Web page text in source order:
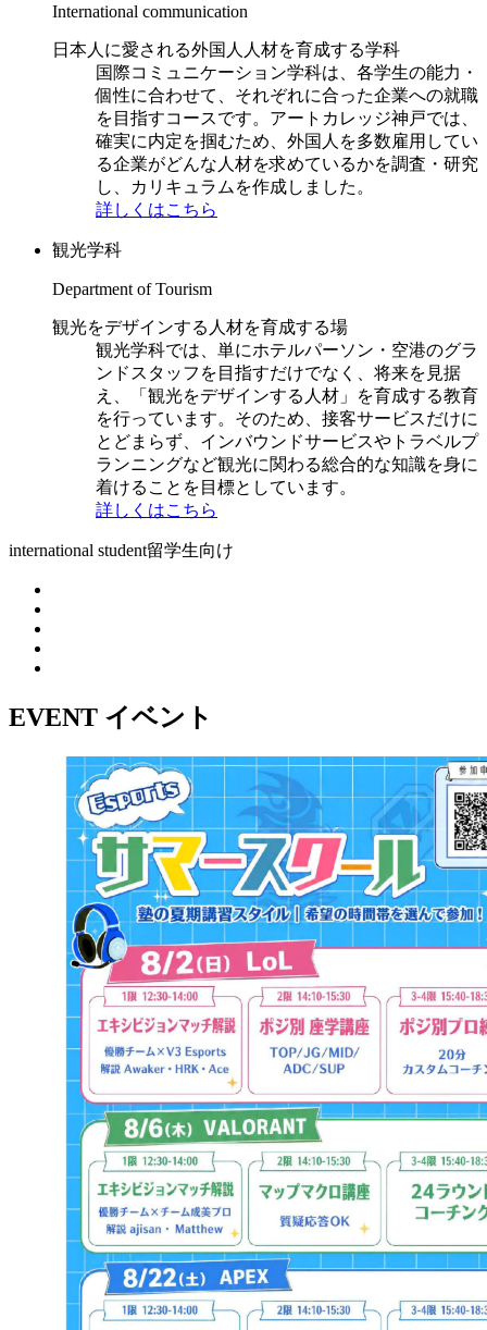
International communication
日本人に愛される外国人人材を育成する学科
国際コミュニケーション学科は、各学生の能力・
個性に合わせて、それぞれに合った企業への就職
を目指すコースです。アートカレッジ神戸では、
確実に内定を掴むため、外国人を多数雇用してい
る企業がどんな人材を求めているかを調査・研究
し、カリキュラムを作成しました。
詳しくはこちら
観光学科
Department of Tourism
観光をデザインする人材を育成する場
観光学科では、単にホテルパーソン・空港のグラ
ンドスタッフを目指すだけでなく、将来を見据
え、「観光をデザインする人材」を育成する教育
を行っています。そのため、接客サービスだけに
とどまらず、インバウンドサービスやトラベルプ
ランニングなど観光に関わる総合的な知識を身に
着けることを目標としています。
詳しくはこちら
international student留学生向け
EVENT イベント